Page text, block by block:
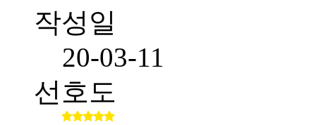
작성일
20-03-11
선호도